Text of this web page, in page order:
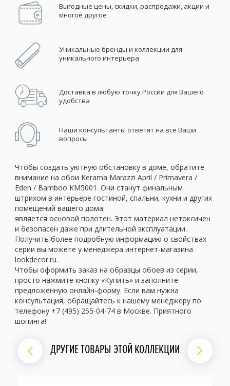
Выгодные цены, скидки, распродажи, акции и
многое другое
Уникальные бренды и коллекции для
уникального интерьера
Доставка в любую точку России для Вашего
удобства
Наши консультанты ответят на все Ваши
вопросы
Чтобы создать уютную обстановку в доме, обратите
внимание на обои Kerama Marazzi April / Primavera /
Eden / Bamboo KM5001. Они станут финальным
штрихом в интерьере гостиной, спальни, кухни и других
помещений вашего дома.
является основой полотен. Этот материал нетоксичен
и безопасен даже при длительной эксплуатации.
Получить более подробную информацию о свойствах
серии вы можете у менеджера интернет-магазина
lookdecor.ru.
Чтобы оформить заказ на образцы обоев из серии,
просто нажмите кнопку «Купить» и заполните
предложенную онлайн-форму. Если вам нужна
консультация, обращайтесь к нашему менеджеру по
телефону +7 (495) 255-04-74 в Москве. Приятного
шопинга!
ДРУГИЕ ТОВАРЫ ЭТОЙ КОЛЛЕКЦИИ